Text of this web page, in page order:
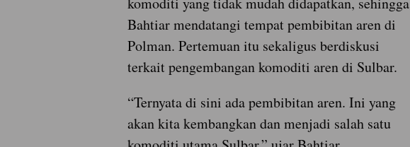
Bahtiar mendatangi tempat pembibitan aren di
Polman. Pertemuan itu sekaligus berdiskusi
terkait pengembangan komoditi aren di Sulbar.
“Ternyata di sini ada pembibitan aren. Ini yang
akan kita kembangkan dan menjadi salah satu